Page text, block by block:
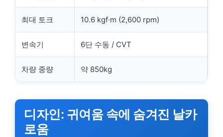
최대 토크 10.6 kgf·m (2,600 rpm)
변속기 6단 수동 / CVT
차량 중량 약 850kg
디자인: 귀여움 속에 숨겨진 날카
로움